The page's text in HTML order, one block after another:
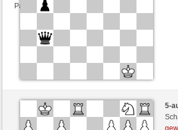
Partij telt mee voor de ranglijst
Zwart
ahmed1986 (1265) (+18)
Yeye90 (1299) (-18)
5-